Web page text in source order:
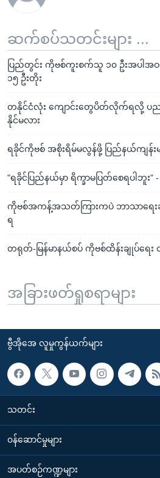
ဆက်စပ်သတင်းများ ...
ပြည်တွင်း ကိုဗစ်ကူးစက်သူ ၁၀ ဦးအပါအဝ
၁၅ ဦးတိုး
တနိုင်ငံလုံး ကျောင်းတွေပိတ်လိုက်ရလို့ ပညာ
နိုင်မလား
ရခိုင်ကိုဗစ် အစိုးရိမ်မလွန်ဖို့ ပြည်နယ်ကျန်းမ
"ရခိုင်ပြည်နယ်မှာ ရိက္ခာမပြတ်စေရပါဘူး"
ကိုဗစ်အကန့်အသတ်ကြားကပဲ ဘာသာရေး
ရ
တရုတ်-မြန်မာနယ်စပ် ကိုဗစ်ထိန်းချုပ်ရေး
အခြားဖတ်ရှုစရာများ
ဗွီအိုအေ လူမှုကွန်ယက်များ
သတင်း
၀န်ဆောင်မှုများ
အပတ်စဉ်ကဏ္ဍများ